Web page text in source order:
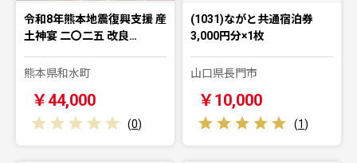
令和8年熊本地震復興支援 産
土神宴 二〇二五 改良…
熊本県和水町
￥44,000
(0)
(1031)ながと共通宿泊券
3,000円分×1枚
山口県長門市
￥10,000
(1)